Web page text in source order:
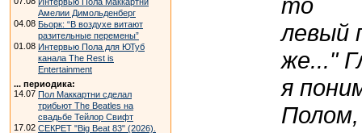
Амелии Димольденберг
04.08 Бьорк: “В воздухе витают
разительные перемены”
01.08 Интервью Пола для ЮТуб
канала The Rest is
Entertainment
... периодика:
14.07 Пол Маккартни сделал
трибьют The Beatles на
свадьбе Тейлор Свифт
17.02 СЕКРЕТ "Big Beat 83" (2026).
левый
же..."
я